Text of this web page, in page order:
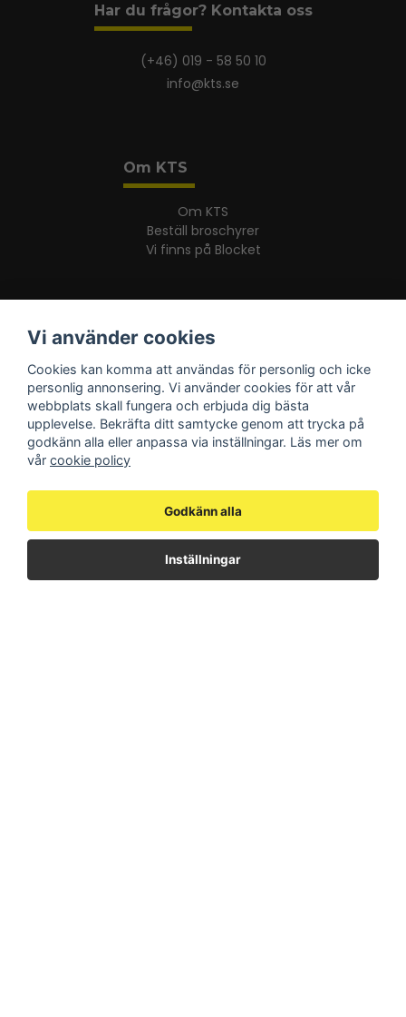
Har du frågor? Kontakta oss
(+46) 019 - 58 50 10
info@kts.se
Om KTS
Om KTS
Beställ broschyrer
Vi finns på Blocket
Sprängskisser
Integritetspolicy
Köpvillkor & garanti
Frakt- och leveransvillkor
Ångerrätt och returpolicy
Facebook
Instagram
Vi använder cookies
Cookies kan komma att användas för personlig och icke
personlig annonsering. Vi använder cookies för att vår
webbplats skall fungera och erbjuda dig bästa
upplevelse. Bekräfta ditt samtycke genom att trycka på
godkänn alla eller anpassa via inställningar. Läs mer om
vår cookie policy
Godkänn alla
Inställningar